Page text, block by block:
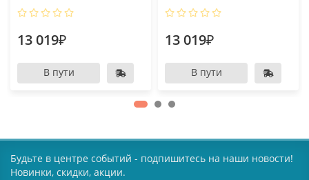
13 019₽
В пути
13 019₽
В пути
Будьте в центре событий - подпишитесь на наши новости!
Новинки, скидки, акции.